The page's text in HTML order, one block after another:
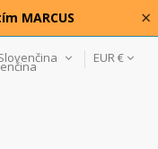
MARCUS ×
EUR €